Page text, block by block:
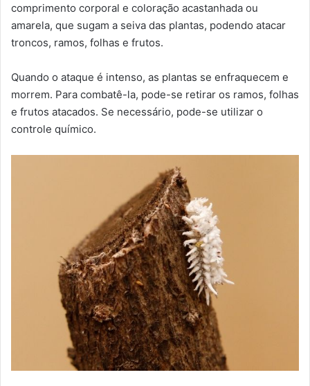
comprimento corporal e coloração acastanhada ou
amarela, que sugam a seiva das plantas, podendo atacar
troncos, ramos, folhas e frutos.
Quando o ataque é intenso, as plantas se enfraquecem e
morrem. Para combatê-la, pode-se retirar os ramos, folhas
e frutos atacados. Se necessário, pode-se utilizar o
controle químico.